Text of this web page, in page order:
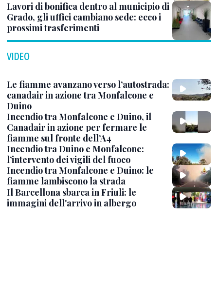
Lavori di bonifica dentro al municipio di
Grado, gli uffici cambiano sede: ecco i
prossimi trasferimenti
VIDEO
Le fiamme avanzano verso l’autostrada:
canadair in azione tra Monfalcone e
Duino
Incendio tra Monfalcone e Duino, il
Canadair in azione per fermare le
fiamme sul fronte dell’A4
Incendio tra Duino e Monfalcone:
l’intervento dei vigili del fuoco
Incendio tra Monfalcone e Duino: le
fiamme lambiscono la strada
Il Barcellona sbarca in Friuli: le
immagini dell'arrivo in albergo